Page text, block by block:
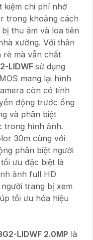
kiệm chi phí nhờ
trong khoảng cách
thu âm và loa tiên
xưởng. Với thân
rẻ mà vẫn chất
LIDWFsử dụng
mang lại hình
còn có tính
động trước ống
và phân biệt
trong hình ảnh.
30m cùng với
phân biệt người
ưu đặc biệt là
ảnh full HD
trang bị xem
tối ưu hóa hiệu
LIDWF 2.0MP là